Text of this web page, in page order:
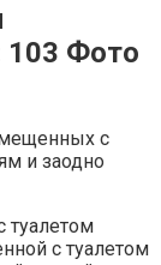
103 Фото
с
и заодно
туалетом
с туалетом